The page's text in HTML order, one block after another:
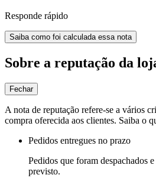
Responde rápido
Saiba como foi calculada essa nota
Sobre a reputação da
Fechar
A nota de reputação refere-se a vários
compra oferecida aos clientes. Saiba o
Pedidos entregues no prazo
Pedidos que foram despachados
previsto.